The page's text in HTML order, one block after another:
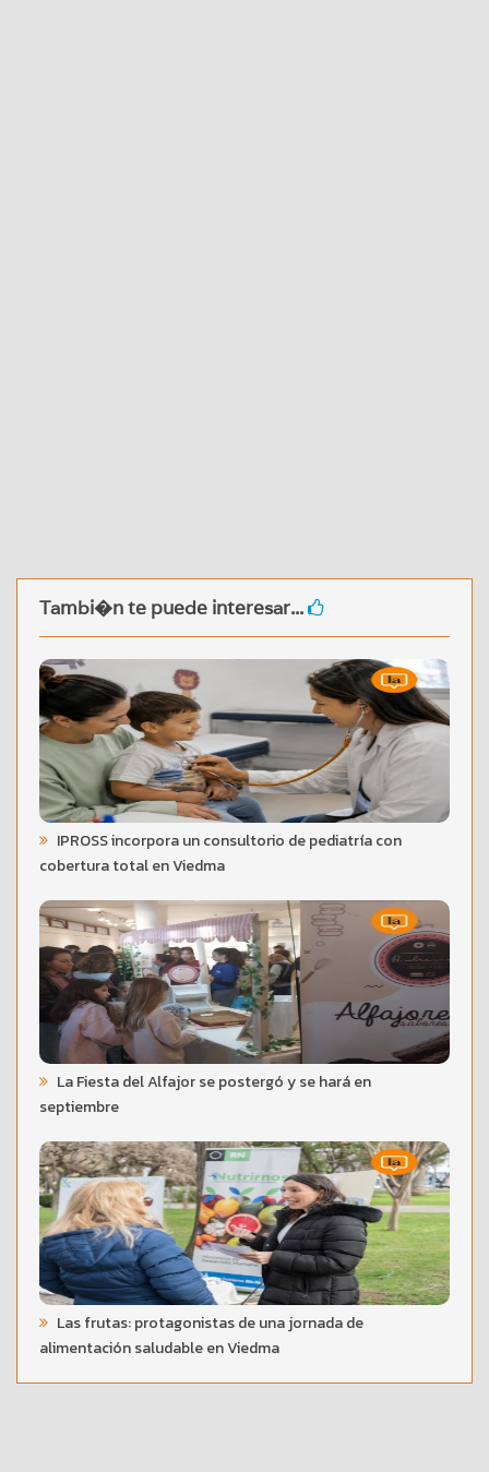
Tambi�n te puede interesar...
IPROSS incorpora un consultorio de pediatría con
cobertura total en Viedma
La Fiesta del Alfajor se postergó y se hará en
septiembre
Las frutas: protagonistas de una jornada de
alimentación saludable en Viedma